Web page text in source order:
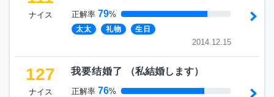
ナイス 正解率 79%
太太 礼物 生日
2014.12.15
127
ナイス
我要结婚了 （私結婚します）
正解率 76%